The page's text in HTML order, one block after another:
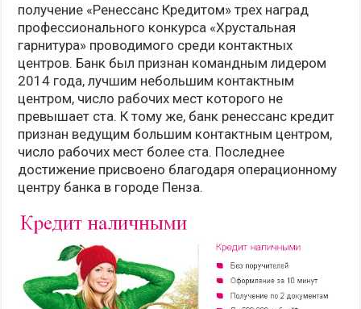
получение «Ренессанс Кредитом» трех наград
профессионального конкурса «Хрустальная
гарнитура» проводимого среди контактных
центров. Банк был признан командным лидером
2014 года, лучшим небольшим контактным
центром, число рабочих мест которого не
превышает ста. К тому же, банк ренессанс кредит
признан ведущим большим контактным центром,
число рабочих мест более ста. Последнее
достижение присвоено благодаря операционному
центру банка в городе Пенза.